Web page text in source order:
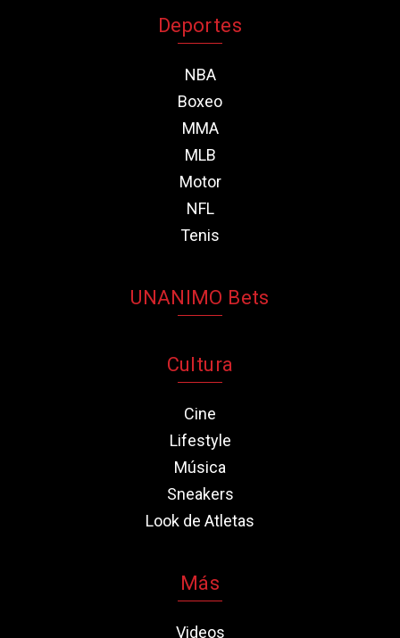
Deportes
NBA
Boxeo
MMA
MLB
Motor
NFL
Tenis
UNANIMO Bets
Cultura
Cine
Lifestyle
Música
Sneakers
Look de Atletas
Más
Videos